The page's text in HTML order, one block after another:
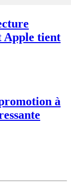
Apple tient
à